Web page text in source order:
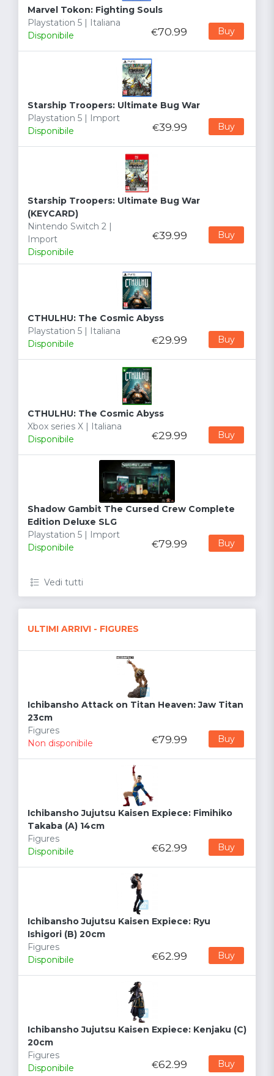
Marvel Tokon: Fighting Souls
Playstation 5 | Italiana
Disponibile
€70.99 Buy
Starship Troopers: Ultimate Bug War
Playstation 5 | Import
Disponibile
€39.99 Buy
Starship Troopers: Ultimate Bug War
(KEYCARD)
Nintendo Switch 2 |
Import
Disponibile
€39.99 Buy
CTHULHU: The Cosmic Abyss
Playstation 5 | Italiana
Disponibile
€29.99 Buy
CTHULHU: The Cosmic Abyss
Xbox series X | Italiana
Disponibile
€29.99 Buy
Shadow Gambit The Cursed Crew Complete
Edition Deluxe SLG
Playstation 5 | Import
Disponibile
€79.99 Buy
Vedi tutti
ULTIMI ARRIVI - FIGURES
Ichibansho Attack on Titan Heaven: Jaw Titan
23cm
Figures
Non disponibile
€79.99 Buy
Ichibansho Jujutsu Kaisen Expiece: Fimihiko
Takaba (A) 14cm
Figures
Disponibile
€62.99 Buy
Ichibansho Jujutsu Kaisen Expiece: Ryu
Ishigori (B) 20cm
Figures
Disponibile
€62.99 Buy
Ichibansho Jujutsu Kaisen Expiece: Kenjaku (C)
20cm
Figures
Disponibile
€62.99 Buy